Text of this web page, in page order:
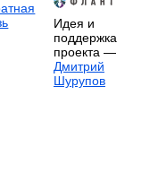
Идея и
поддержка
проекта —
Дмитрий
Шурупов